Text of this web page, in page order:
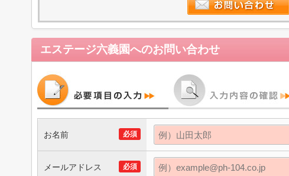
エステージ六義園へのお問い合わせ
必須
お名前
必須
メールアドレス